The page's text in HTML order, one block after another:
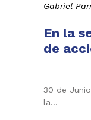
Gabriel
En la
de
30 de
la…